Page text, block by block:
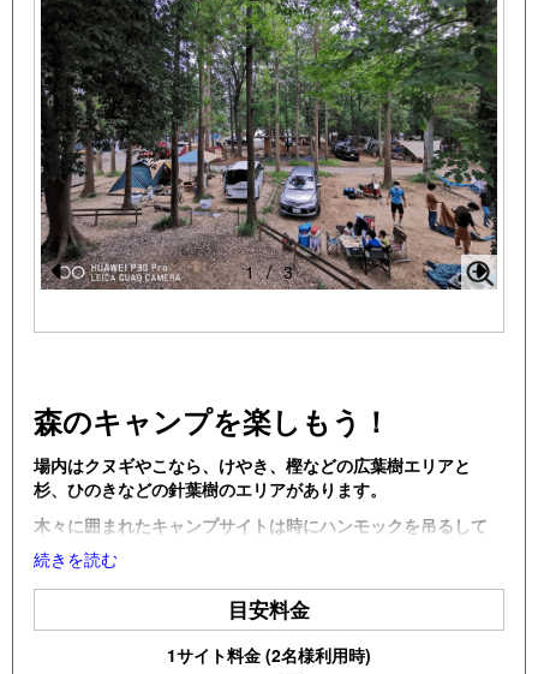
Pr
e
o
u
s
N
e
1 / 3
森のキャンプを楽しもう！
場内はクヌギやこなら、けやき、樫などの広葉樹エリアと
杉、ひのきなどの針葉樹のエリアがあります。
木々に囲まれたキャンプサイトは時にハンモックを吊るして
みたり、洗濯物を掛けたりとワイルドなシーンを演出しま
す。
木漏れ日、する抜ける風、焚き木を拾ったり、
など森ならではのキャンプを楽しんでください。
続きを読む
目安料金
1サイト料金 (2名様利用時)